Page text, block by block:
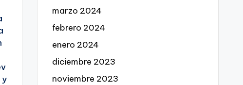
marzo 2024
febrero 2024
enero 2024
diciembre 2023
noviembre 2023